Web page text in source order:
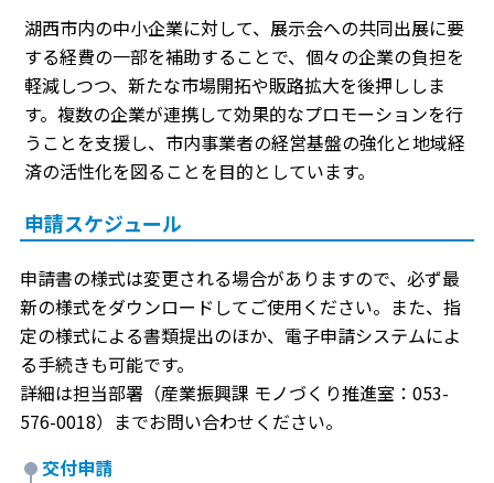
湖西市内の中小企業に対して、展示会への共同出展に要
する経費の一部を補助することで、個々の企業の負担を
軽減しつつ、新たな市場開拓や販路拡大を後押ししま
す。複数の企業が連携して効果的なプロモーションを行
うことを支援し、市内事業者の経営基盤の強化と地域経
済の活性化を図ることを目的としています。
申請スケジュール
申請書の様式は変更される場合がありますので、必ず最
新の様式をダウンロードしてご使用ください。また、指
定の様式による書類提出のほか、電子申請システムによ
る手続きも可能です。
詳細は担当部署（産業振興課 モノづくり推進室：053-
576-0018）までお問い合わせください。
交付申請